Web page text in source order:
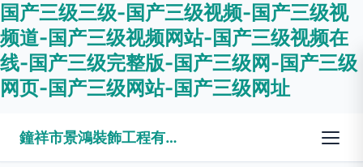
国产三级三级-国产三级视频-国产三级视
频道-国产三级视频网站-国产三级视频在
线-国产三级完整版-国产三级网-国产三级
网页-国产三级网站-国产三级网址
鐘祥市景鴻裝飾工程有限公司